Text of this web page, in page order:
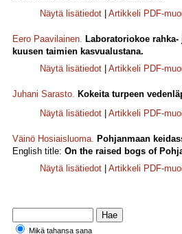
Näytä lisätiedot
Artikkeli PDF-
Eero Paavilainen. Laboratoriokoe
kuusen taimien kasvualustana.
Näytä lisätiedot
Artikkeli PDF-
Juhani Sarasto. Kokeita turpeen
Näytä lisätiedot
Artikkeli PDF-
Väinö Hosiaisluoma. Pohjanmaan
English title: On the raised bogs of
Näytä lisätiedot
Artikkeli PDF-
Mikä tahansa sana